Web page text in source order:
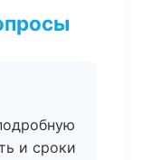
и сроки